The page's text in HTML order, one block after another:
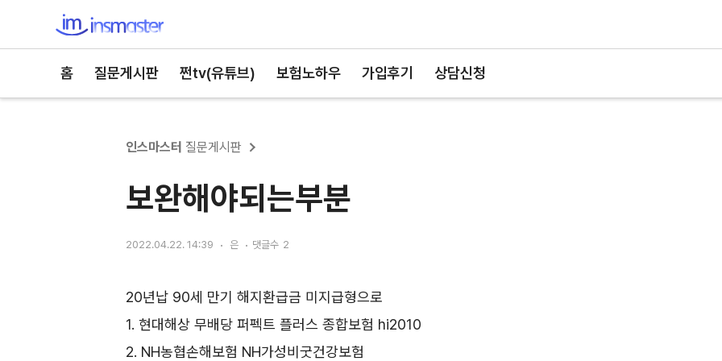
홈 질문게시판 쩐tv(유튜브) 보험노하우 가입후기 상담신청
인스마스터 질문게시판
보완해야되는부분
2022.04.22. 14:39 은 댓글수 2
20년납 90세 만기 해지환급금 미지급형으로
1. 현대해상 무배당 퍼펙트 플러스 종합보험 hi2010
2. NH농협손해보험 NH가성비굿건강보험